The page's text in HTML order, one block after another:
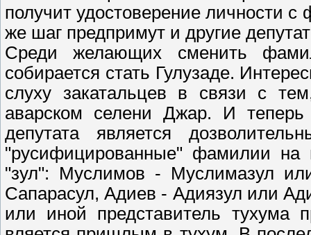
получит удостоверение личности
же шаг предпримут и другие
Среди желающих сменить
собирается стать Гулузаде.
слуху закатальцев в связи с
аварском селени Джар. И теперь
депутата является
"русифицированные" фамилии на
"зул": Муслимов - Муслимазул
Сапарасул, Адиев - Адиязул или
или иной представитель тухума